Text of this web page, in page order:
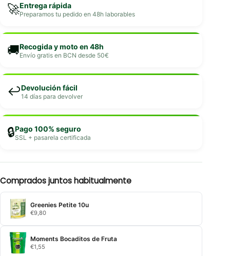
🚀Entrega rápida
Preparamos tu pedido en 48h laborables
🚚Recogida y moto en 48h
Envío gratis en BCN desde 50€
↩️Devolución fácil
14 días para devolver
🔒Pago 100% seguro
SSL + pasarela certificada
Comprados juntos habitualmente
Greenies Petite 10u
€9,80
Moments Bocaditos de Fruta
€1,55